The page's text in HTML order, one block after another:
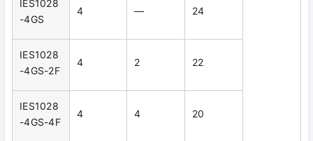
IES1028
-4GS
4 ― 24
IES1028
-4GS-2F
4 2 22
IES1028
-4GS-4F
4 4 20